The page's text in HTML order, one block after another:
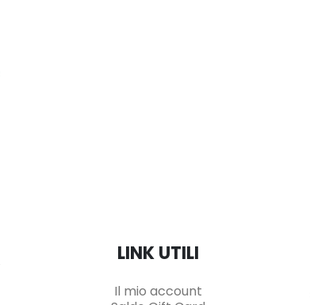
LINK UTILI
Il mio account